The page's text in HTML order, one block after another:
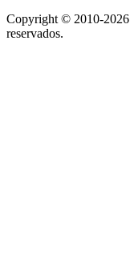
Copyright © 2010-2026
reservados.